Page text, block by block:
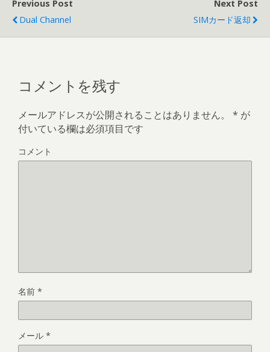
Previous Post
Dual Channel
Next Post
SIMカード返却
コメントを残す
メールアドレスが公開されることはありません。 * が
付いている欄は必須項目です
コメント
名前 *
メール *